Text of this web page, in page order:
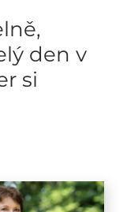
den v
si